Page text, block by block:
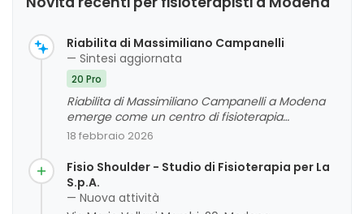
Riabilita di Massimiliano Campanelli
— Sintesi aggiornata
20 Pro
Riabilita di Massimiliano Campanelli a Modena
emerge come un centro di fisioterapia
apprezzato per la professionalità, la competenza
risultati eccellenti sia nel pre che nel post
intervento, grazie a un team qualificato e
ambienti puliti e accoglienti. La soddisfazione
generale si riflette anche nell'attenzione alle
18 febbraio 2026
Fisio Shoulder - Studio di Fisioterapia per La
S.p.A.
— Nuova attività